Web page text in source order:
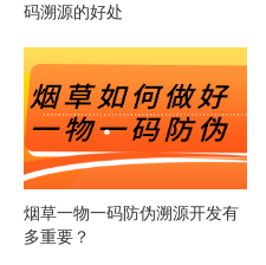
码溯源的好处
烟草一物一码防伪溯源开发有
多重要？